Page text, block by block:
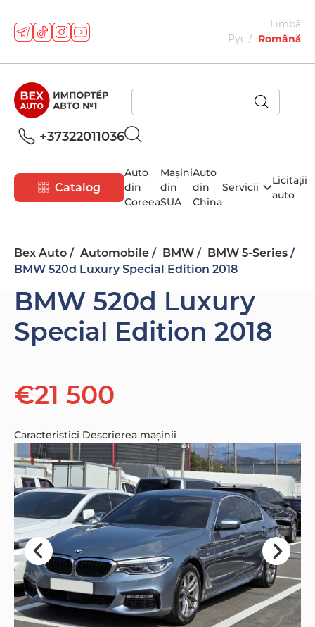
Limbă
Рус
Română
+37322011036
Catalog
Auto
din
Coreea
Mașini
din
SUA
Auto
din
China
Servicii
Licitații
auto
Bex Auto Automobile BMW
BMW 5-Series
BMW 520d Luxury Special Edition 2018
BMW 520d Luxury
Special Edition 2018
€21 500
Caracteristici Descrierea mașinii